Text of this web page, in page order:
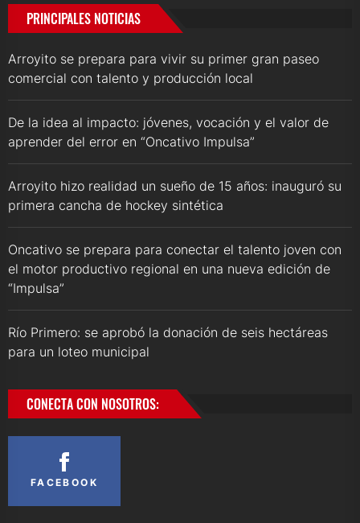
PRINCIPALES NOTICIAS
Arroyito se prepara para vivir su primer gran paseo
comercial con talento y producción local
De la idea al impacto: jóvenes, vocación y el valor de
aprender del error en “Oncativo Impulsa”
Arroyito hizo realidad un sueño de 15 años: inauguró su
primera cancha de hockey sintética
Oncativo se prepara para conectar el talento joven con
el motor productivo regional en una nueva edición de
“Impulsa”
Río Primero: se aprobó la donación de seis hectáreas
para un loteo municipal
CONECTA CON NOSOTROS:
FACEBOOK